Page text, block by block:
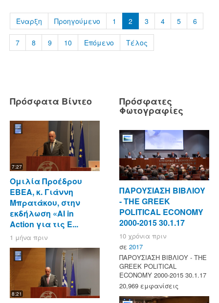
Έναρξη Προηγούμενο 1 2 3 4 5 6
7 8 9 10 Επόμενο Τέλος
Πρόσφατα Βίντεο
7:27
Ομιλία Προέδρου
ΕΒΕΑ, κ. Γιάννη
Μπρατάκου, στην
εκδήλωση «AI in
Action για τις Ε...
1 μήνα πριν
8:21
Πρόσφατες
Φωτογραφίες
ΠΑΡΟΥΣΙΑΣΗ ΒΙΒΛΙΟΥ
- ΤΗΕ GREEK
POLITICAL ECONOMY
2000-2015 30.1.17
10 χρόνια πριν
σε 2017
ΠΑΡΟΥΣΙΑΣΗ ΒΙΒΛΙΟΥ - ΤΗΕ
GREEK POLITICAL
ECONOMY 2000-2015 30.1.17
20,969 εμφανίσεις